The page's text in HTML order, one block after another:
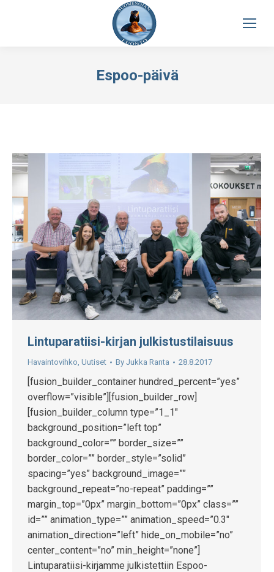
Espoo-päivä
Lintuparatiisi-kirjan julkistustilaisuus
Havaintovihko Uutiset By Jukka Ranta 28.8.2017
[fusion_builder_container hundred_percent=”yes”
overflow=”visible”][fusion_builder_row]
[fusion_builder_column type=”1_1″
background_position=”left top”
background_color=”” border_size=””
border_color=”” border_style=”solid”
spacing=”yes” background_image=””
background_repeat=”no-repeat” padding=””
margin_top=”0px” margin_bottom=”0px” class=””
id=”” animation_type=”” animation_speed=”0.3″
animation_direction=”left” hide_on_mobile=”no”
center_content=”no” min_height=”none”]
Lintuparatiisi-kirjamme julkistettiin Espoo-